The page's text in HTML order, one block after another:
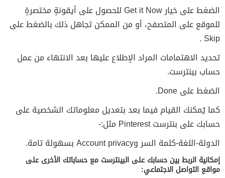
الضغط على خيار Get it Now للحصول على أيقونةٍ مختصرةٍ
للموقع على المتصفح، أو من الممكن تجاهل ذلك بالضغط على
Skip .
تحديد الاهتمامات المراد الإطلاع عليها بعد الانتهاء من عمل
حساب بينترست.
الضغط على Done.
كما يُمكنك القيام فيما بعد بتعديل معلوماتك الشخصية على
حسابك على بنترست Pinterest مثل:-
الدولة-اللغة-كلمة السر وAccount privacy بسهولة تامة.
إمكانية الربط بين حسابك على البينترست مع حساباتك الأخرى على
مواقع التواصل الاجتماعي: